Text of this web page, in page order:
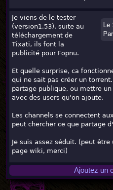
Le
Par
Je viens de le tester
(version1.53), suite au
téléchargement de
Tixati, ils font la
publicité pour Fopnu.
Et quelle surprise, ca
qui ne sait pas créer un
partage publique, ou mettre
avec des users qu'on ajoute.
Les channels se connectent
peut chercher ce que partage
Je suis assez séduit. (peut
page wiki, merci)
Ajoutez un